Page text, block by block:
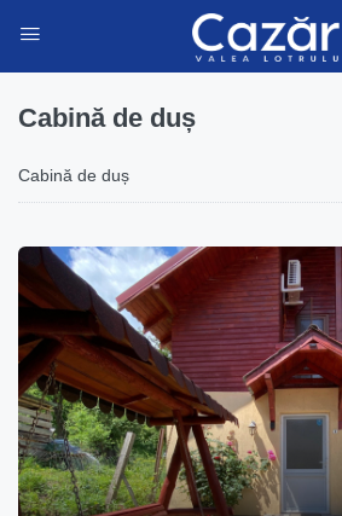
Cabină de duș
Cabină de duș